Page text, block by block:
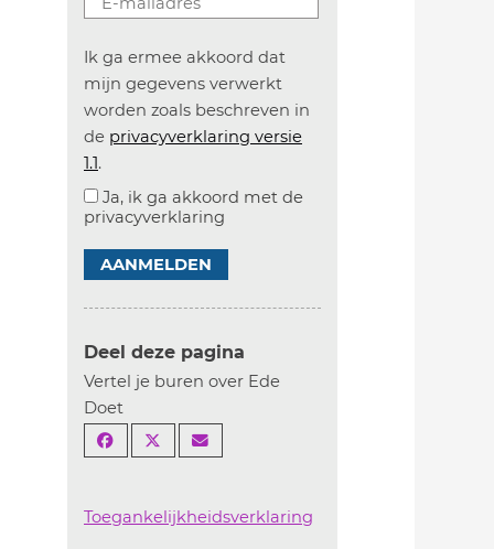
Ik ga ermee akkoord dat
mijn gegevens verwerkt
worden zoals beschreven in
de privacyverklaring versie
1.1.
Ja, ik ga akkoord met de
privacyverklaring
AANMELDEN
Deel deze pagina
Vertel je buren over Ede
Doet
Toegankelijkheidsverklaring